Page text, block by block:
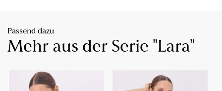
Passend dazu
Mehr aus der Serie "Lara"